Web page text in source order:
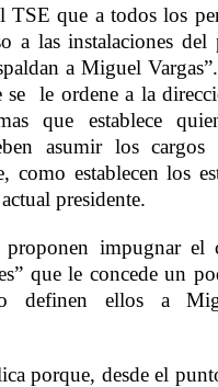
TSE que a todos los
a las instalaciones del
a Miguel
se le ordene a la
que establece
asumir los
como establecen los
presidente.
impugnar el
que le concede un
definen ellos a
porque, desde el